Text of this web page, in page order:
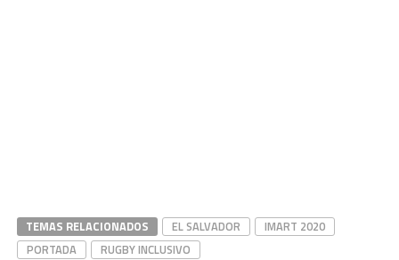
TEMAS RELACIONADOS EL SALVADOR
IMART 2020
PORTADA
RUGBY INCLUSIVO